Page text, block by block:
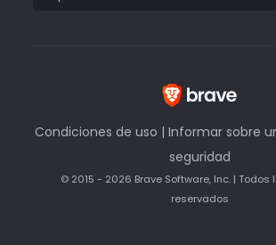
Condiciones de uso | Informar sobre
seguridad
© 2015 - 2026 Brave Software, Inc. | Todos
reservados